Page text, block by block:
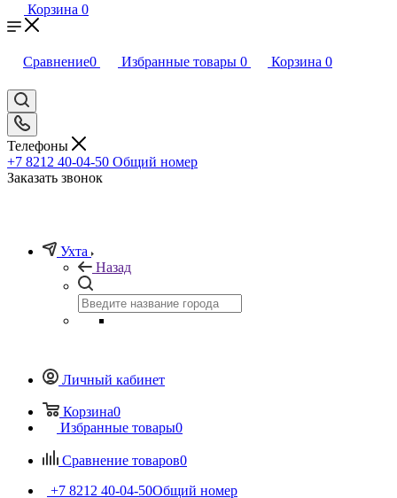
Корзина 0
Сравнение0 Избранные товары 0 Корзина 0
Телефоны
+7 8212 40-04-50 Общий номер
Заказать звонок
Ухта
Назад
Личный кабинет
Корзина0
Избранные товары0
Сравнение товаров0
+7 8212 40-04-50Общий номер